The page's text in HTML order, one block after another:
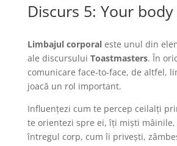
Discurs 5: Your
Limbajul corporaleste unul din
ale discursului Toastmasters. În
comunicare face-to-face, de altfel,
joacă un rol important.
Influențezi cum te percep ceilalți
te orientezi spre ei, îți miști mâinile,
întregul corp, cum îi privești,